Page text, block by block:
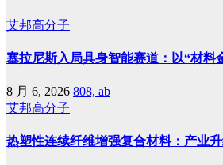
艾邦高分子
塞拉尼斯入局具身智能赛道：以“材料
8 月 6, 2026 808, ab
艾邦高分子
热塑性连续纤维增强复合材料：产业